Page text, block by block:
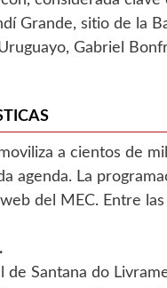
Grande, sitio de la
Gabriel
a cientos de
agenda. La
del MEC. Entre
de Santana do